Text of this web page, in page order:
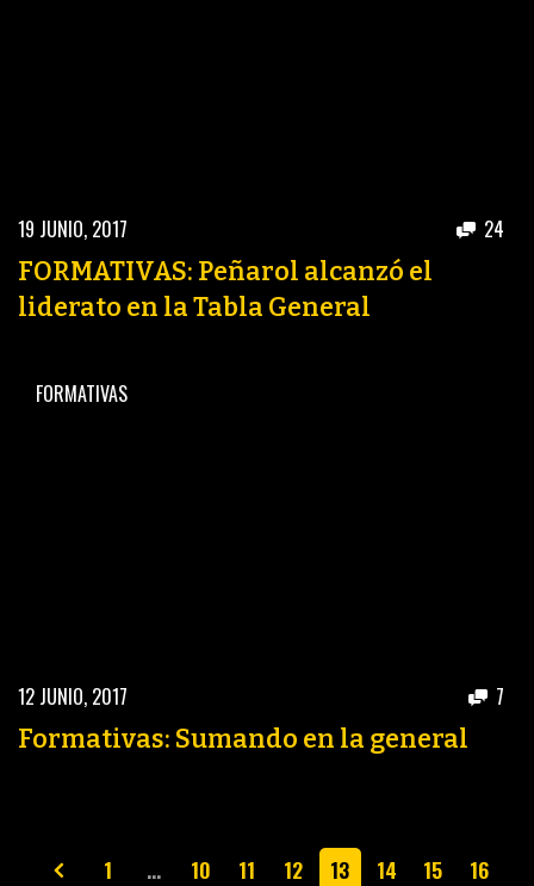
19 JUNIO, 2017 24
FORMATIVAS: Peñarol alcanzó el
liderato en la Tabla General
FORMATIVAS
12 JUNIO, 2017 7
Formativas: Sumando en la general
1 … 10 11 12 13 14 15 16